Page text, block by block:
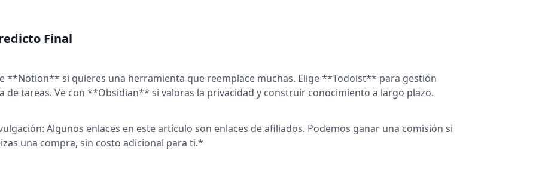
Final
**Notion** si quieres una herramienta que reemplace muchas. Elige **Todoist** para gestión
de tareas. Ve con **Obsidian** si valoras la privacidad y construir conocimiento a largo plazo.
Algunos enlaces en este artículo son enlaces de afiliados. Podemos ganar una comisión si
una compra, sin costo adicional para ti.*